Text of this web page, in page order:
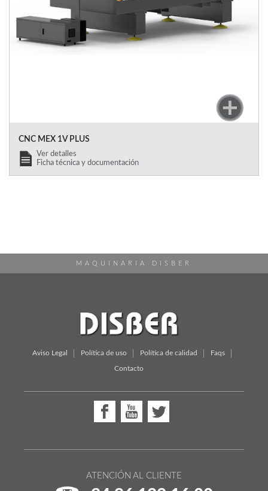
CNC MEX 1V PLUS
Ver detalles
Ficha técnica y documentación
MAQUINARIA DISBER
Aviso Legal Política de uso Política de calidad Faqs
Contacto
ATENCIÓN AL CLIENTE